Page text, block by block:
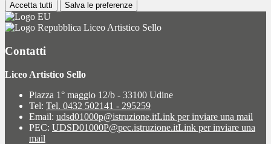
Accetta tutti Salva le preferenze
Liceo Artistico Sello
Contatti
Liceo Artistico Sello
Piazza 1° maggio 12/b - 33100 Udine
Tel: Tel. 0432 502141 - 295259
Email: udsd01000p@istruzione.itLink per inviare una mail
PEC: UDSD01000P@pec.istruzione.itLink per inviare una
mail